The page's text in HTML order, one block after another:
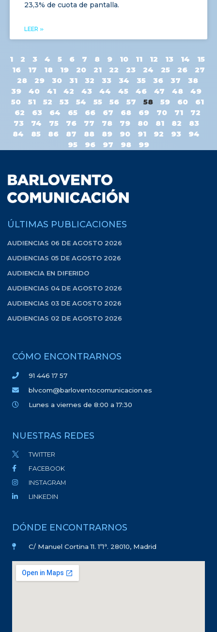
23,3% de cuota de pantalla.
LEER »
1 2 3 4 5 6 7 8 9 10 11 12 13 14
15
16
17 18 19 20 21 22 23 24 25 26
27
28
29 30 31 32 33 34 35 36 37
38
39
40 41 42 43 44 45 46 47 48
49
50
51 52 53 54 55 56 57 58 59 60
61
62
63 64 65 66 67 68 69 70 71
72
73
74 75 76 77 78 79 80 81 82
83
84
85 86 87 88 89 90 91 92 93
94
95
96 97 98 99
ÚLTIMAS PUBLICACIONES
AUDIENCIAS 06 DE AGOSTO 2026
AUDIENCIAS 05 DE AGOSTO 2026
AUDIENCIA EN DIFERIDO
AUDIENCIAS 04 DE AGOSTO 2026
AUDIENCIAS 03 DE AGOSTO 2026
AUDIENCIAS 02 DE AGOSTO 2026
CÓMO ENCONTRARNOS
91 446 17 57
blvcom@barloventocomunicacion.es
Lunes a viernes de 8:00 a 17:30
NUESTRAS REDES
TWITTER
FACEBOOK
INSTAGRAM
LINKEDIN
DÓNDE ENCONTRARNOS
C/ Manuel Cortina 11. 1º1ª. 28010, Madrid